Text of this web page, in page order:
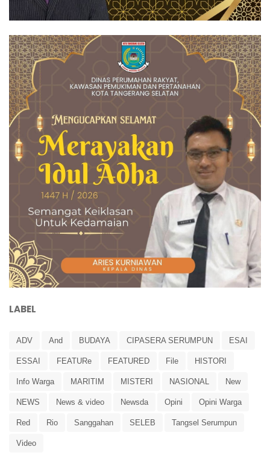
LABEL
ADV And BUDAYA CIPASERA SERUMPUN ESAI
ESSAI FEATURe FEATURED File HISTORI
Info Warga MARITIM MISTERI NASIONAL New
NEWS News & video Newsda Opini Opini Warga
Red Rio Sanggahan SELEB Tangsel Serumpun
Video